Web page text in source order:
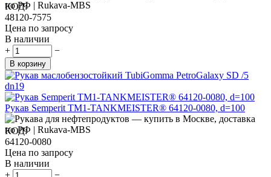
КОД:
48120-7575
Цена по запросу
В наличии
+
−
В корзину
Рукав Semperit TM1-TANKMEISTER® 64120-0080, d=100
КОД:
64120-0080
Цена по запросу
В наличии
+
−